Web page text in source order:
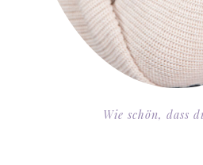
Wie schön, dass